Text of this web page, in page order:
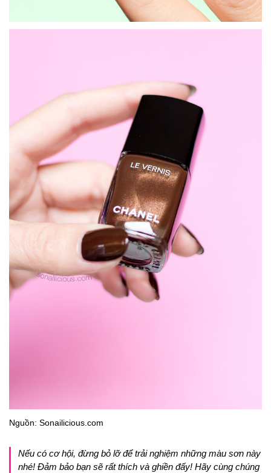
Nguồn: Sonailicious.com
Nếu có cơ hội, đừng bỏ lỡ để trải nghiệm những màu sơn này
nhé! Đảm bảo bạn sẽ rất thích và ghiền đấy! Hãy cùng chúng